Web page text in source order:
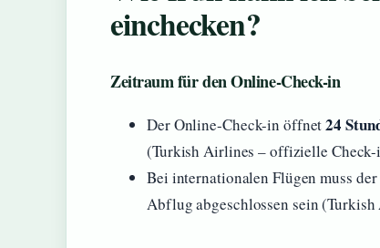
einchecken?
Zeitraum für den Online-Check-in
Der Online-Check-in öffnet24
(Turkish Airlines – offizielle Check-
Bei internationalen Flügen muss
Abflug abgeschlossen sein